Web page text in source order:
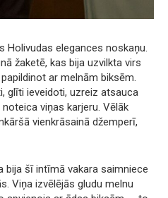
Holivudas elegances noskaņu.
žaketē, kas bija uzvilkta virs
ar melnām biksēm.
glīti ieveidoti, uzreiz atsauca
viņas karjeru. Vēlāk
vienkrāsainā džemperī,
bija šī intīmā vakara saimniece
Viņa izvēlējās gludu melnu